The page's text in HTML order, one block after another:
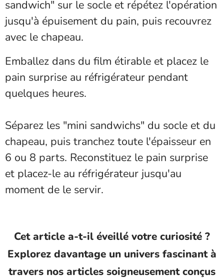
sandwich" sur le socle et répétez l'opération
jusqu'à épuisement du pain, puis recouvrez
avec le chapeau.
Emballez dans du film étirable et placez le
pain surprise au réfrigérateur pendant
quelques heures.
Séparez les "mini sandwichs" du socle et du
chapeau, puis tranchez toute l'épaisseur en
6 ou 8 parts. Reconstituez le pain surprise
et placez-le au réfrigérateur jusqu'au
moment de le servir.
Cet article a-t-il éveillé votre curiosité ?
Explorez davantage un univers fascinant à
travers nos articles soigneusement conçus